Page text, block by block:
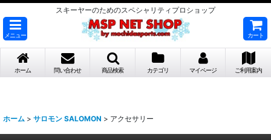
スキーヤーのためのスペシャリティプロショップ
メニュー カート
ホーム 問い合わせ 商品検索 カテゴリ マイページ ご利用案内
ホーム > サロモン SALOMON > アクセサリー